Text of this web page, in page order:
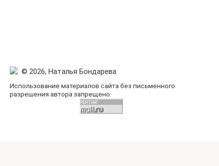
© 2026, Наталья Бондарева
Использование материалов сайта без письменного
разрешения автора запрещено.